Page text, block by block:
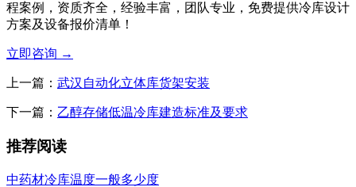
程案例，资质齐全，经验丰富，团队专业，免费提供冷库设计
方案及设备报价清单！
立即咨询 →
上一篇： 武汉自动化立体库货架安装
下一篇： 乙醇存储低温冷库建造标准及要求
推荐阅读
中药材冷库温度一般多少度